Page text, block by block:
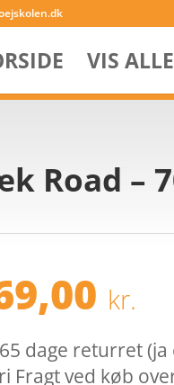
VIS
Road –
kr.
dage returret (ja
Fragt ved køb